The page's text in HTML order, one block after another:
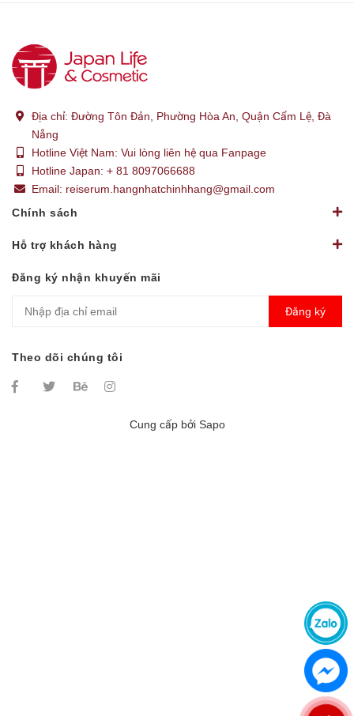
Địa chỉ: Đường Tôn Đản, Phường Hòa An, Quận Cẩm Lệ, Đà
Nẵng
Hotline Việt Nam: Vui lòng liên hệ qua Fanpage
Hotline Japan: + 81 8097066688
Email: reiserum.hangnhatchinhhang@gmail.com
Chính sách
Hỗ trợ khách hàng
Đăng ký nhận khuyến mãi
Đăng ký
Theo dõi chúng tôi
Cung cấp bởi Sapo